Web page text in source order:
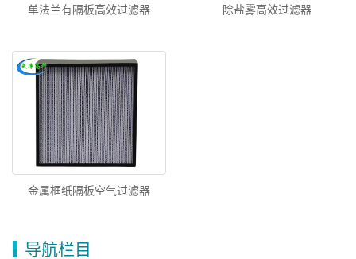
单法兰有隔板高效过滤器 除盐雾高效过滤器
金属框纸隔板空气过滤器
导航栏目